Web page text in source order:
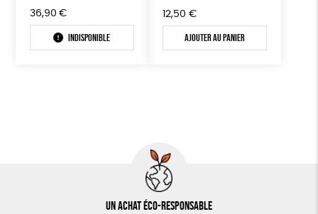
36,90 €
Indisponible
12,50 €
Ajouter au panier
Un achat éco-responsable